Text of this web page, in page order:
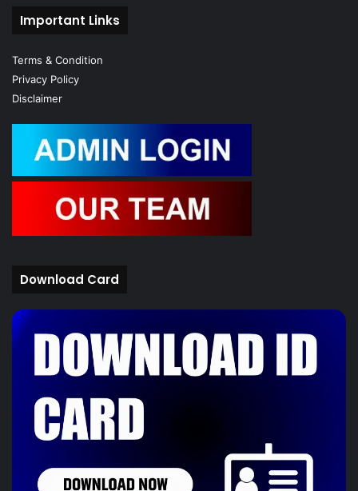
Important Links
Terms & Condition
Privacy Policy
Disclaimer
Download Card